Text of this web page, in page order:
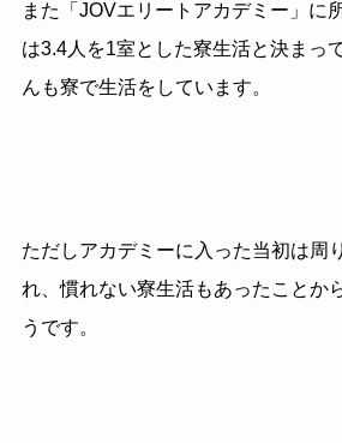
また「JOVエリートアカデミー」に
は3.4人を1室とした寮生活と決まっ
んも寮で生活をしています。
ただしアカデミーに入った当初は周
れ、慣れない寮生活もあったことか
うです。